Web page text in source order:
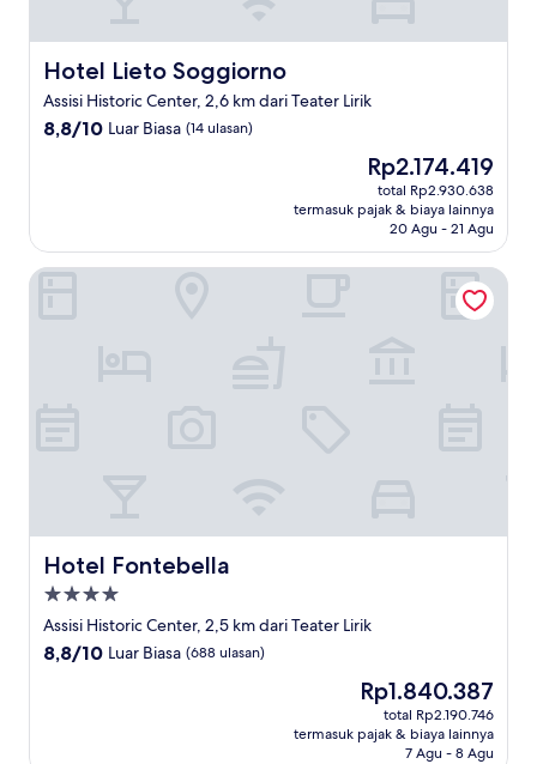
Hotel Lieto Soggiorno
Hotel Lieto Soggiorno
Assisi Historic Center, 2,6 km dari Teater Lirik
8.8
ulasan)
8,8/10 Luar Biasa (14 ulasan)
Harga
sekarang
Rp2.174.419
Rp2.174.419
total Rp2.930.638
termasuk pajak & biaya lainnya
20 Agu - 21 Agu
Hotel Fontebella
Hotel Fontebella
Properti
bintang
4.0
Assisi Historic Center, 2,5 km dari Teater Lirik
8.8
8,8/10 Luar Biasa (688 ulasan)
Harga
sekarang
Rp1.840.387
Rp1.840.387
total Rp2.190.746
termasuk pajak & biaya lainnya
7 Agu - 8 Agu
Hotel Fontebella